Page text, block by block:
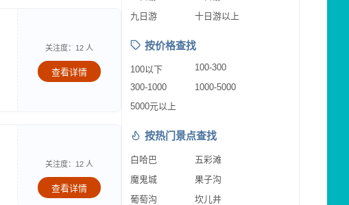
关注度：12 人
查看详情
关注度：12 人
查看详情
九日游
十日游以上
按价格查找
100以下
100-300
300-1000
1000-5000
5000元以上
按热门景点查找
白哈巴
五彩滩
魔鬼城
果子沟
葡萄沟
坎儿井